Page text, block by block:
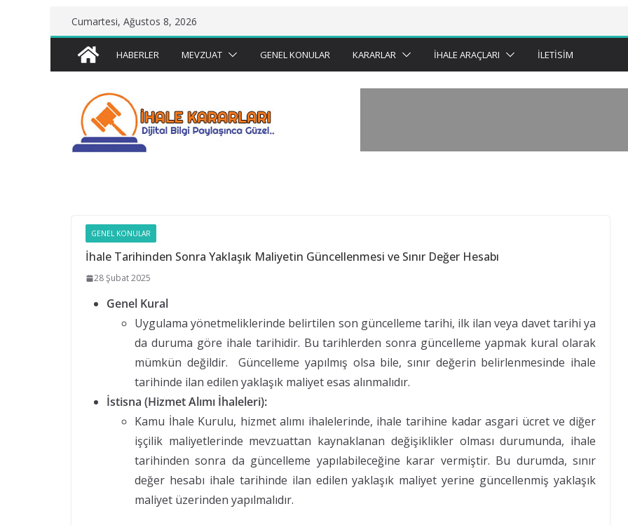
to
content
Cumartesi, Ağustos 8, 2026
HABERLER MEVZUAT GENEL KONULAR KARARLAR İHALE ARAÇLARI İLETISIM
GENEL KONULAR
İhale Tarihinden Sonra Yaklaşık Maliyetin Güncellenmesi ve Sınır Değer Hesabı
28 Şubat 2025
Genel Kural
Uygulama yönetmeliklerinde belirtilen son güncelleme tarihi, ilk ilan veya davet tarihi ya
da duruma göre ihale tarihidir. Bu tarihlerden sonra güncelleme yapmak kural olarak
mümkün değildir. Güncelleme yapılmış olsa bile, sınır değerin belirlenmesinde ihale
tarihinde ilan edilen yaklaşık maliyet esas alınmalıdır.
İstisna (Hizmet Alımı İhaleleri):
Kamu İhale Kurulu, hizmet alımı ihalelerinde, ihale tarihine kadar asgari ücret ve diğer
işçilik maliyetlerinde mevzuattan kaynaklanan değişiklikler olması durumunda, ihale
tarihinden sonra da güncelleme yapılabileceğine karar vermiştir. Bu durumda, sınır
değer hesabı ihale tarihinde ilan edilen yaklaşık maliyet yerine güncellenmiş yaklaşık
maliyet üzerinden yapılmalıdır.